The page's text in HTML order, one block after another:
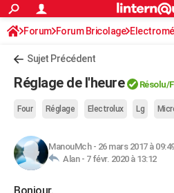
ACTUALITÉS
Politique
Société
Faits Divers
Education
Monde
Villes
+
Essais
Réserver un essai
Citadines
Berlines
SUV
Forum auto
+HIGH-TECH
BRICOLAGE
Forum Forum Bricolage
Sujet Précédent
Réglage de l'heure Résolu/
Four Réglage Electrolux Lg
ManouMch- 26 mars 2017 à
Alan - 7 févr. 2020 à 13:12